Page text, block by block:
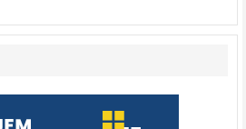
–
warto
poznać
[fotorelacja]